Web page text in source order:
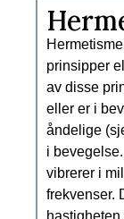
prinsipper
av disse
eller er i
åndelige
i
vibrerer i
frekvenser.